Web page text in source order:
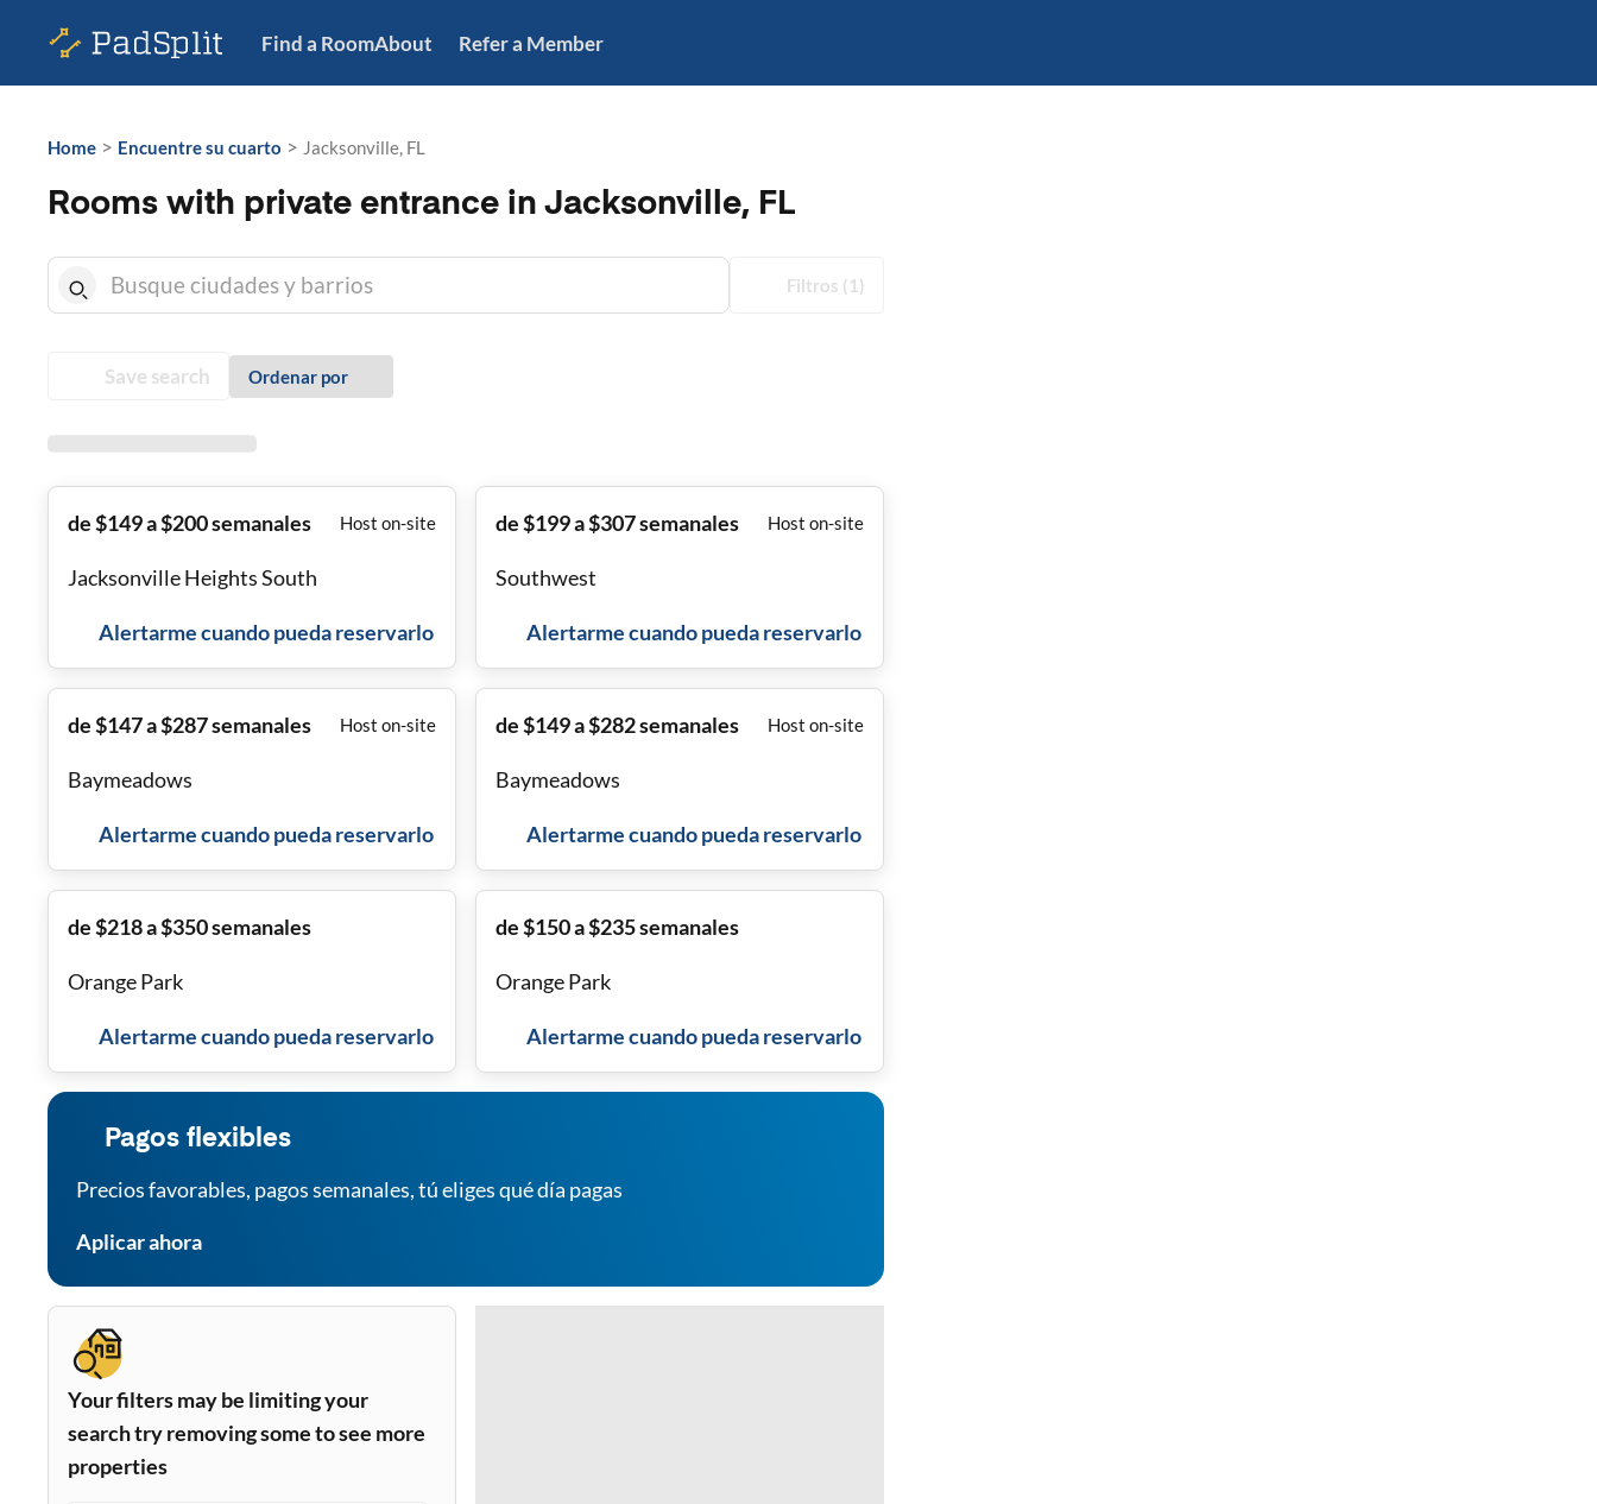
Find a RoomAbout Refer a Member
Home > Encuentre su cuarto > Jacksonville, FL
Rooms with private entrance in Jacksonville, FL
Filtros (1)
Save search Ordenar por
de $149 a $200 semanales Host on-site
Jacksonville Heights South
Alertarme cuando pueda reservarlo
de $199 a $307 semanales Host on-site
Southwest
Alertarme cuando pueda reservarlo
de $147 a $287 semanales Host on-site
Baymeadows
Alertarme cuando pueda reservarlo
de $149 a $282 semanales Host on-site
Baymeadows
Alertarme cuando pueda reservarlo
de $218 a $350 semanales
Orange Park
Alertarme cuando pueda reservarlo
de $150 a $235 semanales
Orange Park
Alertarme cuando pueda reservarlo
Pagos flexibles
Precios favorables, pagos semanales, tú eliges qué día pagas
Aplicar ahora
Your filters may be limiting your
search try removing some to see more
properties